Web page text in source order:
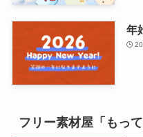
年
フリー素材屋「もって